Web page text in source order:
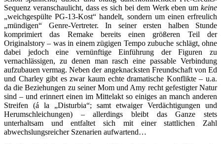
Sequenz veranschaulicht, dass es sich bei dem Werk eben um keine
„weichgespülte PG-13-Kost“ handelt, sondern um einen erfreulich
„mündigen“ Genre-Vertreter. In seiner ersten halben Stunde
komprimiert das Remake bereits einen größeren Teil der
Originalstory – was in einem zügigen Tempo zubuche schlägt, ohne
dabei jedoch eine vernünftige Einführung der Figuren zu
vernachlässigen, zu denen man rasch eine passable Verbindung
aufzubauen vermag. Neben der angeknacksten Freundschaft von Ed
und Charley gibt es zwar kaum echte dramatische Konflikte – u.a.
da die Beziehungen zu seiner Mom und Amy recht gefestigter Natur
sind – und erinnert einen im Mittelakt so einiges an manch anderen
Streifen (á la „Disturbia“; samt etwaiger Verdächtigungen und
Herumschleichungen) – allerdings bleibt das Ganze stets
unterhaltsam und entfaltet sich mit einer stattlichen Zahl
abwechslungsreicher Szenarien aufwartend…